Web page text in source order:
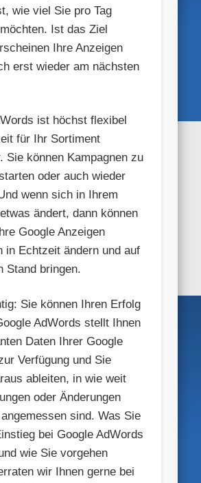
wie viel Sie pro Tag
Ist das Ziel
Ihre Anzeigen
erst wieder am nächsten
ist höchst flexibel
für Ihr Sortiment
Sie können Kampagnen zu
oder auch wieder
wenn sich in Ihrem
ändert, dann können
Google Anzeigen
in Echtzeit ändern und auf
Stand bringen.
Sie können Ihren Erfolg
AdWords stellt Ihnen
Daten Ihrer Google
Verfügung und Sie
ableiten, in wie weit
oder Änderungen
sind. Was Sie
bei Google AdWords
wie Sie vorgehen
wir Ihnen gerne bei